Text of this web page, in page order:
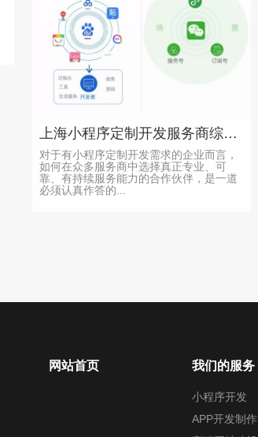
上海小程序定制开发服务商综合评估，助企业选靠谱伙伴
对于有小程序定制开发需求的企业而言，
如何在众多服务商中选择真正专业、可
靠、有持续服务能力的合作伙伴，是一道
必须认真作答的...
网站首页 我们的服务
小程序开发
APP开发制作